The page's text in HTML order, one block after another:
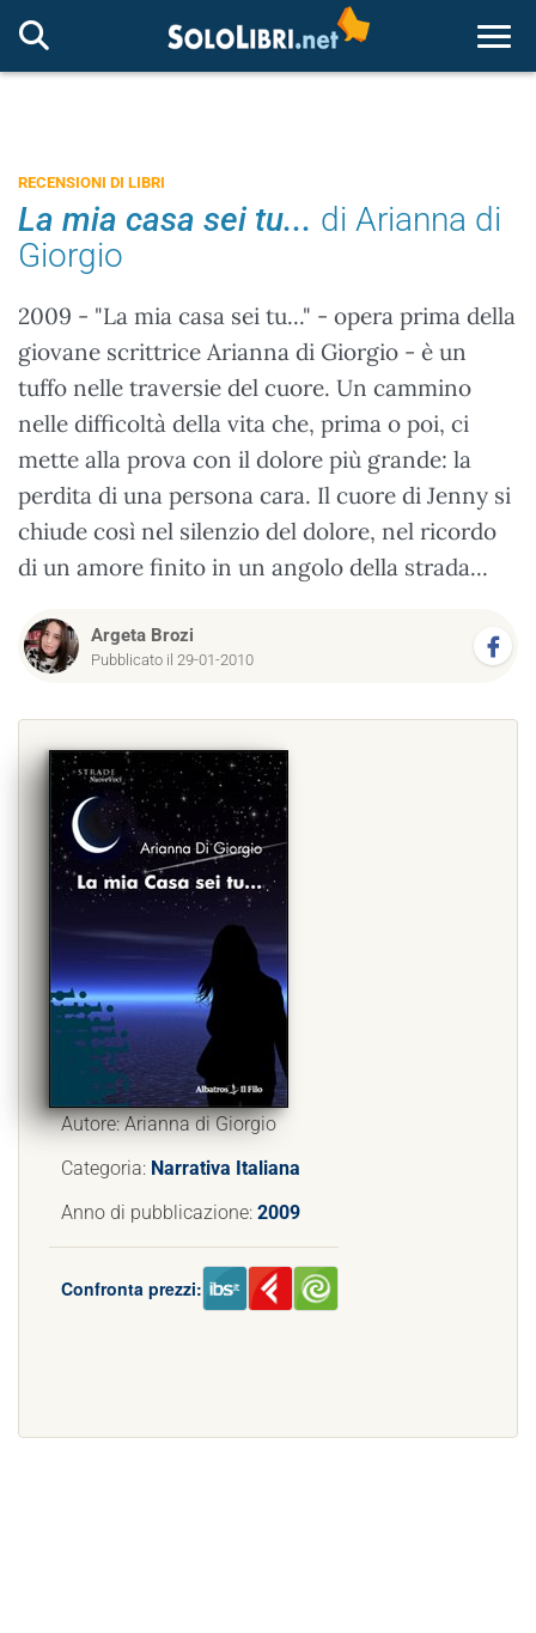
RECENSIONI DI LIBRI
La mia casa sei tu... di Arianna di
Giorgio
2009 - "La mia casa sei tu..." - opera prima della
giovane scrittrice Arianna di Giorgio - è un
tuffo nelle traversie del cuore. Un cammino
nelle difficoltà della vita che, prima o poi, ci
mette alla prova con il dolore più grande: la
perdita di una persona cara. Il cuore di Jenny si
chiude così nel silenzio del dolore, nel ricordo
di un amore finito in un angolo della strada...
Argeta Brozi
Pubblicato il 29-01-2010
Autore: Arianna di Giorgio
Categoria: Narrativa Italiana
Anno di pubblicazione: 2009
Confronta prezzi: